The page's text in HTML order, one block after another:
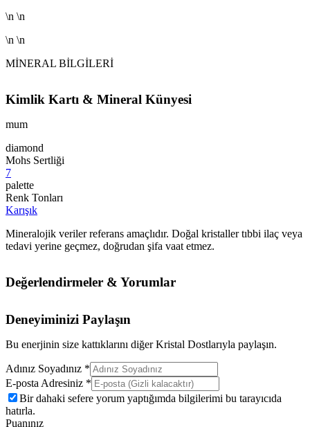
\n \n
\n \n
MİNERAL BİLGİLERİ
Kimlik Kartı & Mineral Künyesi
mum
diamond
Mohs Sertliği
7
palette
Renk Tonları
Karışık
Mineralojik veriler referans amaçlıdır. Doğal kristaller tıbbi ilaç veya
tedavi yerine geçmez, doğrudan şifa vaat etmez.
Değerlendirmeler & Yorumlar
Deneyiminizi Paylaşın
Bu enerjinin size kattıklarını diğer Kristal Dostlarıyla paylaşın.
Adınız Soyadınız *
E-posta Adresiniz *
Bir dahaki sefere yorum yaptığımda bilgilerimi bu tarayıcıda
hatırla.
Puanınız